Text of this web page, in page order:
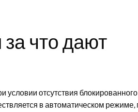
за что дают
условии отсутствия
в автоматическом режиме,